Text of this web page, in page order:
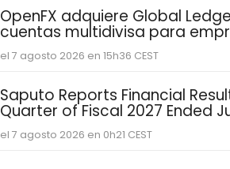
OpenFX adquiere Global
cuentas multidivisa para
el 7 agosto 2026 en 15h36 CEST
Saputo Reports Financial
Quarter of Fiscal 2027 Ended
el 7 agosto 2026 en 0h21 CEST